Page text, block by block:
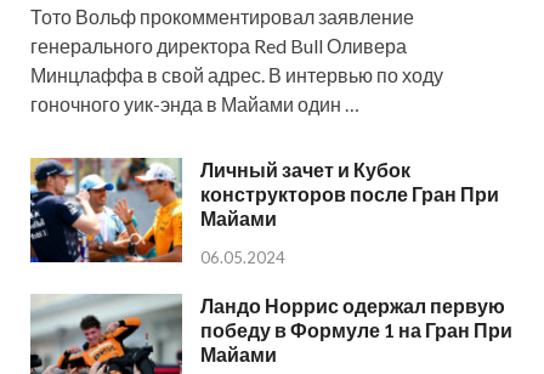
Тото Вольф прокомментировал заявление
генерального директора Red Bull Оливера
Минцлаффа в свой адрес. В интервью по ходу
гоночного уик-энда в Майами один …
Личный зачет и Кубок
конструкторов после Гран При
Майами
06.05.2024
Ландо Норрис одержал первую
победу в Формуле 1 на Гран При
Майами